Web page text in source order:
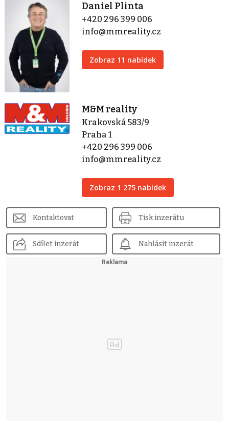
Daniel Plinta
+420 296 399 006
info@mmreality.cz
Zobraz 11 nabídek
M&M reality
Krakovská 583/9
Praha 1
+420 296 399 006
info@mmreality.cz
Zobraz 1 275 nabídek
Kontaktovat Tisk inzerátu
Sdílet inzerát Nahlásit inzerát